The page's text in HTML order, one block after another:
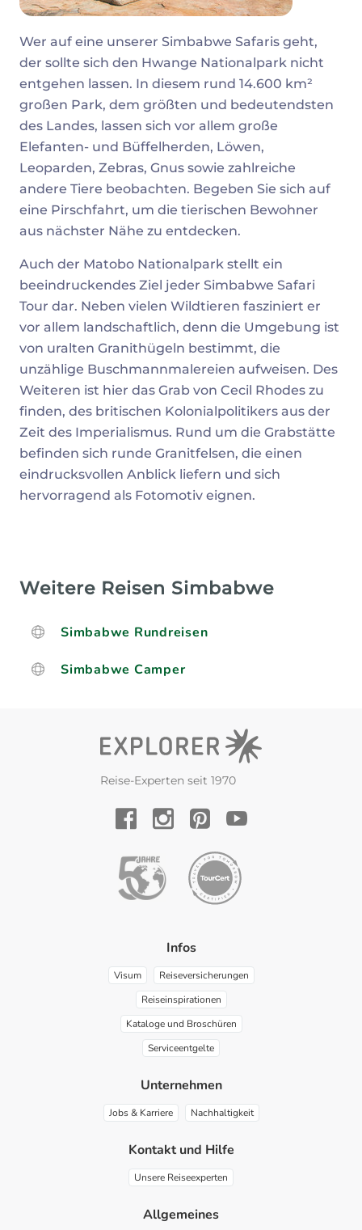
Wer auf eine unserer Simbabwe Safaris geht,
der sollte sich den Hwange Nationalpark nicht
entgehen lassen. In diesem rund 14.600 km²
großen Park, dem größten und bedeutendsten
des Landes, lassen sich vor allem große
Elefanten- und Büffelherden, Löwen,
Leoparden, Zebras, Gnus sowie zahlreiche
andere Tiere beobachten. Begeben Sie sich auf
eine Pirschfahrt, um die tierischen Bewohner
aus nächster Nähe zu entdecken.
Auch der Matobo Nationalpark stellt ein
beeindruckendes Ziel jeder Simbabwe Safari
Tour dar. Neben vielen Wildtieren fasziniert er
vor allem landschaftlich, denn die Umgebung ist
von uralten Granithügeln bestimmt, die
unzählige Buschmannmalereien aufweisen. Des
Weiteren ist hier das Grab von Cecil Rhodes zu
finden, des britischen Kolonialpolitikers aus der
Zeit des Imperialismus. Rund um die Grabstätte
befinden sich runde Granitfelsen, die einen
eindrucksvollen Anblick liefern und sich
hervorragend als Fotomotiv eignen.
Weitere Reisen Simbabwe
Simbabwe Rundreisen
Simbabwe Camper
Reise-Experten seit 1970
Infos
Visum
Reiseversicherungen
Reiseinspirationen
Kataloge und Broschüren
Serviceentgelte
Unternehmen
Jobs & Karriere Nachhaltigkeit
Kontakt und Hilfe
Unsere Reiseexperten
Allgemeines